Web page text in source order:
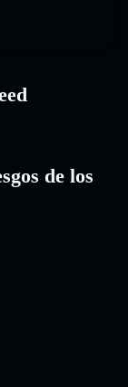
de los